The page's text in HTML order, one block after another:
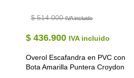
$514.000 IVA incluido
$ 436.900 IVA incluido
Overol Escafandra en PVC con
Bota Amarilla Puntera Croydon